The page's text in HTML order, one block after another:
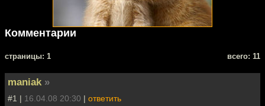
Комментарии
cтраницы: 1 всего: 11
maniak »
#1 | 16.04.08 20:30 | ответить